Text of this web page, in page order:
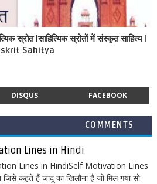
स्रोत |साहित्यिक स्रोतों में संस्कृत साहित्य |
Sahitya
DISQUS FACEBOOK
COMMENTS
Lines in Hindi
Lines in HindiSelf Motivation Lines
जिसे कहते हैं जादू का खिलौना है जो मिल गया सो